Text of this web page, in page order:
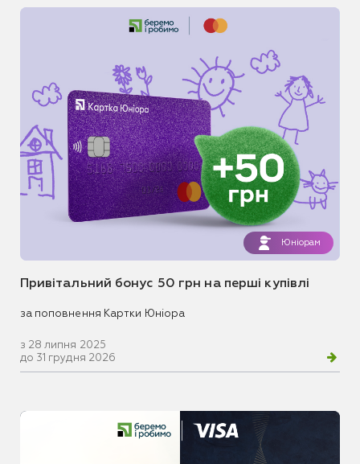
Юніорам
Привітальний бонус 50 грн на перші купівлі
за поповнення Картки Юніора
з 28 липня 2025
до 31 грудня 2026